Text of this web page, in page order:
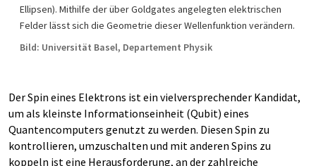
Ellipsen). Mithilfe der über Goldgates angelegten elektrischen
Felder lässt sich die Geometrie dieser Wellenfunktion verändern.
Bild: Universität Basel, Departement Physik
Der Spin eines Elektrons ist ein vielversprechender Kandidat,
um als kleinste Informationseinheit (Qubit) eines
Quantencomputers genutzt zu werden. Diesen Spin zu
kontrollieren, umzuschalten und mit anderen Spins zu
koppeln ist eine Herausforderung, an der zahlreiche